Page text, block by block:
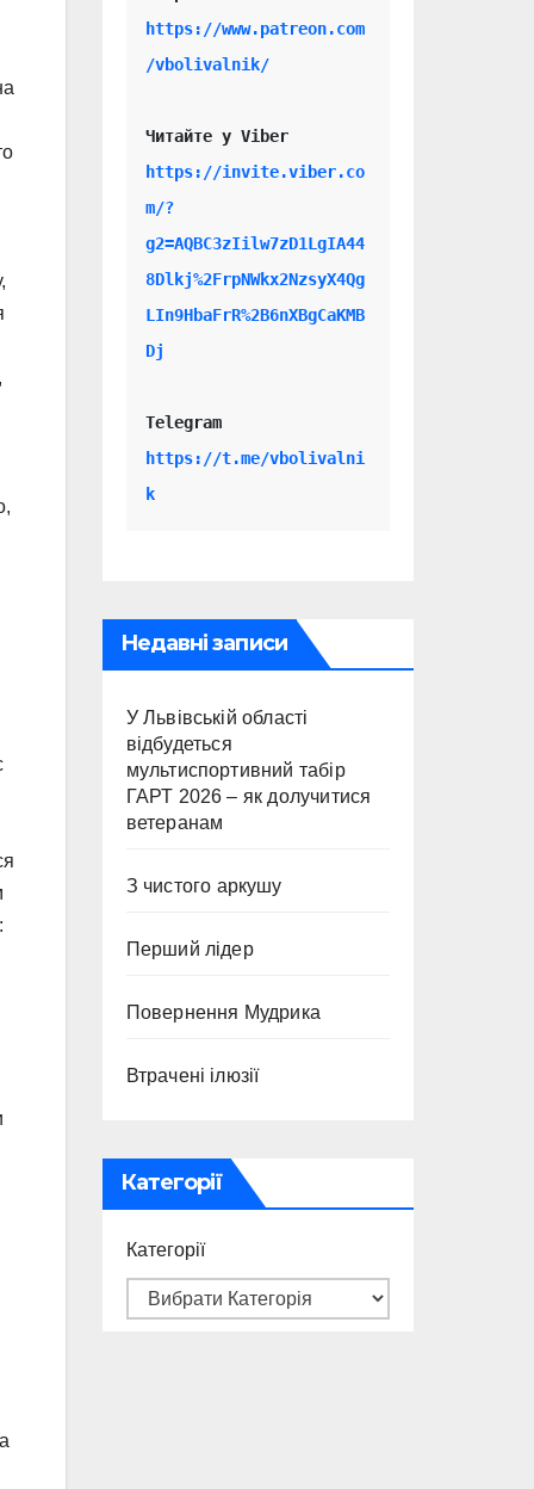
https://www.patreon.com
/vbolivalnik/
Читайте у Viber
https://invite.viber.co
m/?
g2=AQBC3zIilw7zD1LgIA44
8Dlkj%2FrpNWkx2NzsyX4Qg
LIn9HbaFrR%2B6nXBgCaKMB
Dj
Telegram
https://t.me/vbolivalni
k
Недавні записи
У Львівській області
відбудеться
мультиспортивний табір
ГАРТ 2026 – як долучитися
ветеранам
З чистого аркушу
Перший лідер
Повернення Мудрика
Втрачені ілюзії
Категорії
Категорії